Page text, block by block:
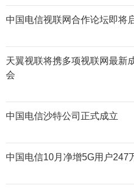
中国电信视联网合作论坛即将
天翼视联将携多项视联网最新
会
中国电信沙特公司正式成立
中国电信10月净增5G用户247